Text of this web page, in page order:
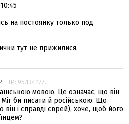
на постоянку только под
тут не прижилися.
IP: 95.134.177.---
мовою. Це означає, що він
би писати й російською. Що
і справді єврей), хоче, щоб його